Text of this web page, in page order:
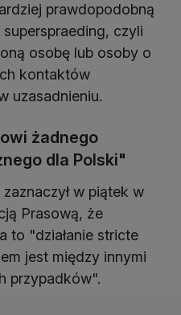
prawdopodobną
czyli
osobę lub osoby o
kontaktów
uzasadnieniu.
żadnego
dla Polski"
zaznaczył w piątek w
Prasową, że
to "działanie stricte
jest między innymi
przypadków".